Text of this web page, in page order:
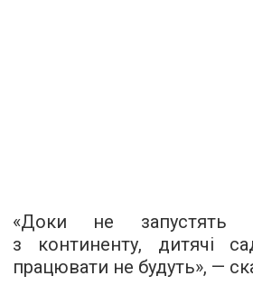
«Доки не запустять
з континенту, дитячі
працювати не будуть», —